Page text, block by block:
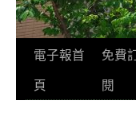
跳
至
電子報首
頁
免費
閱